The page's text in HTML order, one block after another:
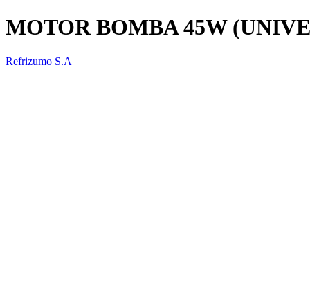
MOTOR BOMBA 45W
Refrizumo S.A